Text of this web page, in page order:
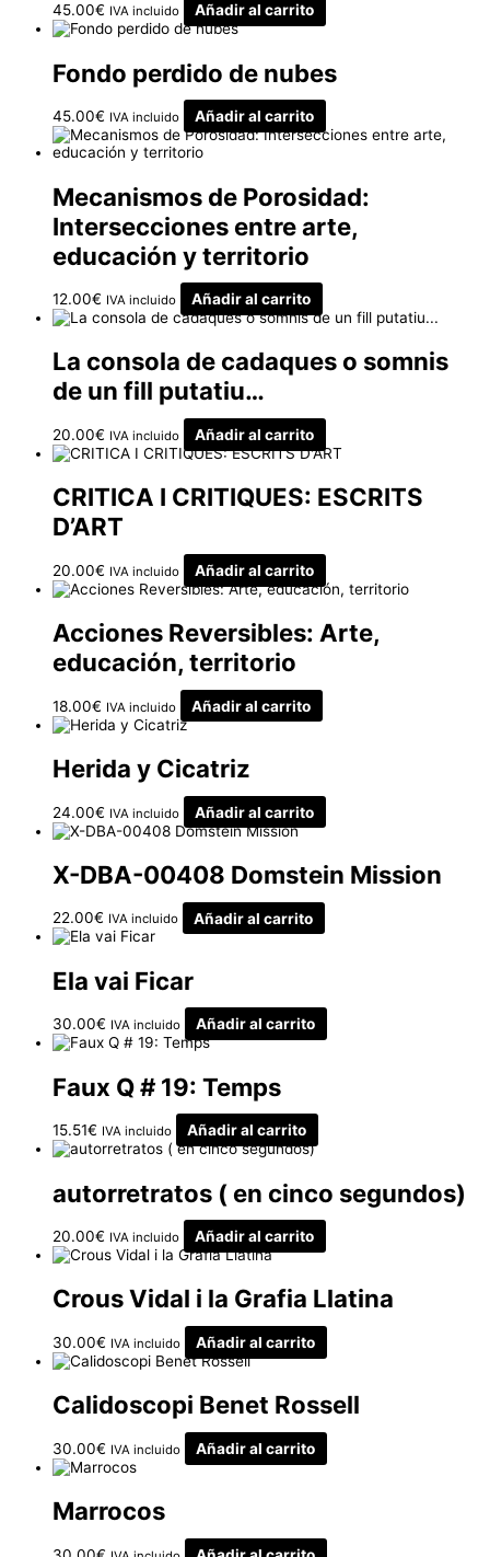
45.00€ IVA incluido Añadir al carrito
Fondo perdido de nubes
45.00€ IVA incluido Añadir al carrito
Mecanismos de Porosidad:
Intersecciones entre arte,
educación y territorio
12.00€ IVA incluido Añadir al carrito
La consola de cadaques o somnis
de un fill putatiu…
20.00€ IVA incluido Añadir al carrito
CRITICA I CRITIQUES: ESCRITS
D’ART
20.00€ IVA incluido Añadir al carrito
Acciones Reversibles: Arte,
educación, territorio
18.00€ IVA incluido Añadir al carrito
Herida y Cicatriz
24.00€ IVA incluido Añadir al carrito
X-DBA-00408 Domstein Mission
22.00€ IVA incluido Añadir al carrito
Ela vai Ficar
30.00€ IVA incluido Añadir al carrito
Faux Q # 19: Temps
15.51€ IVA incluido Añadir al carrito
autorretratos ( en cinco segundos)
20.00€ IVA incluido Añadir al carrito
Crous Vidal i la Grafia Llatina
30.00€ IVA incluido Añadir al carrito
Calidoscopi Benet Rossell
30.00€ IVA incluido Añadir al carrito
Marrocos